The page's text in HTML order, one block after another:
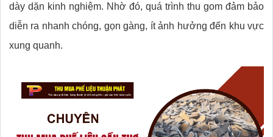
dày dặn kinh nghiệm. Nhờ đó, quá trình thu gom đảm bảo
diễn ra nhanh chóng, gọn gàng, ít ảnh hưởng đến khu vực
xung quanh.